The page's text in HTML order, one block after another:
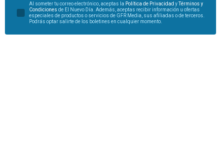
Al someter tu correo electrónico, aceptas la Política de Privacidad yTérminos y
Condiciones de El Nuevo Día. Además, aceptas recibir información u ofertas
especiales de productos o servicios de GFR Media, sus afiliadas o de terceros.
Podrás optar salirte de los boletines en cualquier momento.